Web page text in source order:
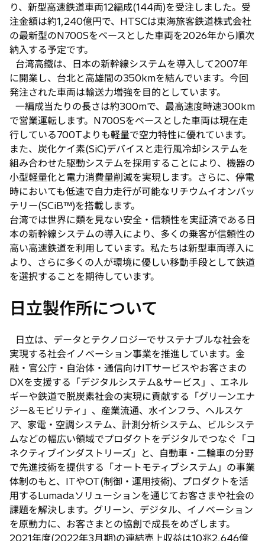
り、新型高速鉄道車両12編成(144両)を受注しました。受
注金額は約1,240億円で、HTSCは東海旅客鉄道株式会社
の最新型のN700Sをベースとした車両を2026年から順次
納入する予定です。
台湾高鐵は、日本の新幹線システムを導入して2007年
に開業し、台北と高雄間の350kmを結んでいます。今回
発注された車両は輸送力増強を目的としています。
一編成当たりの長さは約300mで、最高速度時速300km
で営業運転します。N700Sをベースとした車両は現在走
行している700Tよりも軽量で空力特性に優れています。
また、炭化ケイ素(SiC)デバイスと走行風冷却システムを
組み合わせた駆動システムを採用することにより、機器の
小型軽量化と電力消費量削減を実現します。さらに、停電
時においても低速で自力走行が可能なリチウムイオンバッ
テリー(SCiB™)を搭載します。
台湾では世界に類を見ない安全・信頼性を実証済である日
本の新幹線システムの導入により、多くの乗客が信頼性の
高い高速鉄道を利用しています。私たちは新型車両導入に
より、さらに多くの人が環境に優しい移動手段として鉄道
を選択することを期待しています。
日立製作所について
日立は、データとテクノロジーでサステナブルな社会を
実現する社会イノベーション事業を推進しています。金
融・官公庁・自治体・通信向けITサービスやお客さまの
DXを支援する「デジタルシステム&サービス」、エネル
ギーや鉄道で脱炭素社会の実現に貢献する「グリーンエナ
ジー&モビリティ」、産業流通、水インフラ、ヘルスケ
ア、家電・空調システム、計測分析システム、ビルシステ
ムなどの幅広い領域でプロダクトをデジタルでつなぐ「コ
ネクティブインダストリーズ」と、自動車・二輪車の分野
で先進技術を提供する「オートモティブシステム」の事業
体制のもと、ITやOT(制御・運用技術)、プロダクトを活
用するLumadaソリューションを通じてお客さまや社会の
課題を解決します。グリーン、デジタル、イノベーション
を原動力に、お客さまとの協創で成長をめざします。
2021年度(2022年3月期)の連結売上収益は10兆2,646億